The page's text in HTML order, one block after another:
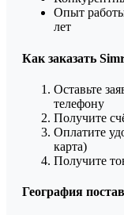
Опыт
лет
Как заказать
Оставьте
телефону
Получите
Оплатите
карта)
Получите
География